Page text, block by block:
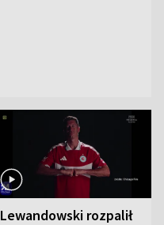
Lewandowski rozpalił